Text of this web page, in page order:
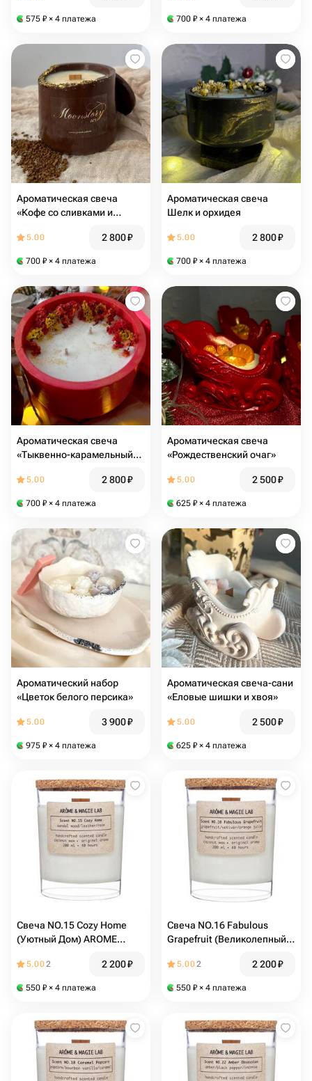
575 ₽ × 4 платежа 700 ₽ × 4 платежа
Ароматическая свеча
«Кофе со сливками и
сиропом»
5.00 2 800₽
700 ₽ × 4 платежа
Ароматическая свеча
Шелк и орхидея
5.00 2 800₽
700 ₽ × 4 платежа
Ароматическая свеча
«Тыквенно-карамельный
5.00 2 800₽
700 ₽ × 4 платежа
Ароматическая свеча
«Рождественский очаг»
5.00 2 500₽
625 ₽ × 4 платежа
Ароматический набор
«Цветок белого персика»
5.00 3 900₽
975 ₽ × 4 платежа
Ароматическая свеча-сани
«Еловые шишки и хвоя»
5.00 2 500₽
625 ₽ × 4 платежа
Cвеча NO.15 Cozy Home
(Уютный Дом) AROME
200 мл кокосовый воск
5.002 2 200₽
550 ₽ × 4 платежа
Свеча NO.16 Fabulous
Grapefruit (Великолепный
LAB ароматическая 200 мл
5.002 2 200₽
550 ₽ × 4 платежа